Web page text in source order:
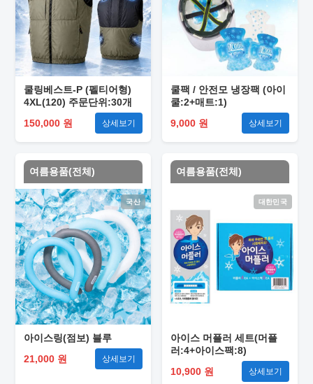
쿨링베스트-P (펠티어형)
4XL(120) 주문단위:30개
150,000 원
상세보기
쿨팩 / 안전모 냉장팩 (아이
쿨:2+매트:1)
9,000 원
상세보기
여름용품(전체)
국산
아이스링(점보) 블루
21,000 원
상세보기
여름용품(전체)
대한민국
아이스 머플러 세트(머플
러:4+아이스팩:8)
10,900 원
상세보기